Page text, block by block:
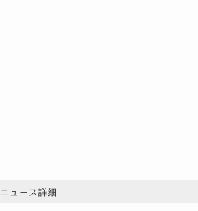
ニュース詳細